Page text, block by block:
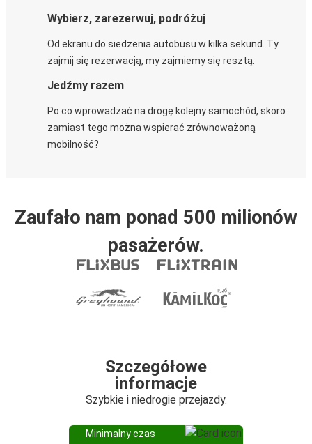
Wybierz, zarezerwuj, podróżuj
Od ekranu do siedzenia autobusu w kilka sekund. Ty
zajmij się rezerwacją, my zajmiemy się resztą.
Jedźmy razem
Po co wprowadzać na drogę kolejny samochód, skoro
zamiast tego można wspierać zrównoważoną
mobilność?
Zaufało nam ponad 500 milionów
pasażerów.
Szczegółowe
informacje
Szybkie i niedrogie przejazdy.
Minimalny czas